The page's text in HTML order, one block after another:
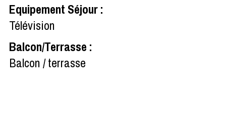
Equipement Séjour:
Télévision
Balcon/Terrasse :
Balcon / terrasse